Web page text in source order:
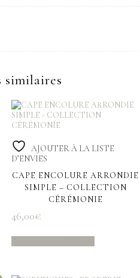
similaires
AJOUTER À LA LISTE
D’ENVIES
CAPE ENCOLURE ARRONDIE
SIMPLE – COLLECTION
CÉRÉMONIE
46,00€
Ce
produit